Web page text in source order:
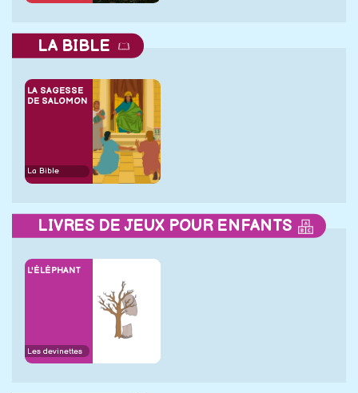
LA BIBLE
LA SAGESSE
DE SALOMON
La Bible
LIVRES DE JEUX POUR ENFANTS
L'ÉLÉPHANT
Les devinettes